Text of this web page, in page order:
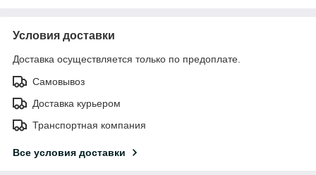
Условия доставки
Доставка осуществляется только по предоплате.
Самовывоз
Доставка курьером
Транспортная компания
Все условия доставки